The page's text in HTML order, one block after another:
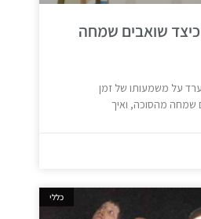
שואבים שמחה
על משמעותו של זמן
שמחה מהסוכה, ואיך
כללי